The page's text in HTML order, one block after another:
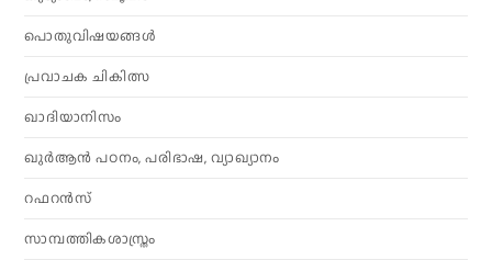
പൊതുവിഷയങ്ങൾ
പ്രവാചക ചികിത്സ
ഖാദിയാനിസം
ഖുർആൻ പഠനം, പരിഭാഷ, വ്യാഖ്യാനം
റഫറൻസ്
സാമ്പത്തികശാസ്ത്രം